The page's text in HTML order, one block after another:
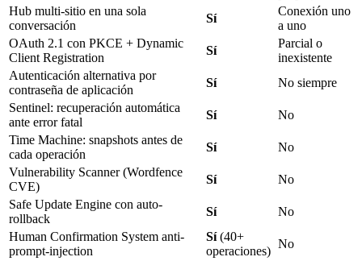
Hub multi-sitio en una sola
conversación
Sí
Conexión uno
a uno
OAuth 2.1 con PKCE + Dynamic
Client Registration
Sí
Parcial o
inexistente
Autenticación alternativa por
contraseña de aplicación
Sí
No siempre
Sentinel: recuperación automática
ante error fatal
Sí
No
Time Machine: snapshots antes de
cada operación
Sí
No
Vulnerability Scanner (Wordfence
CVE)
Sí
No
Safe Update Engine con auto-
rollback
Sí
No
Human Confirmation System anti-
prompt-injection
Sí(40+
operaciones)
No